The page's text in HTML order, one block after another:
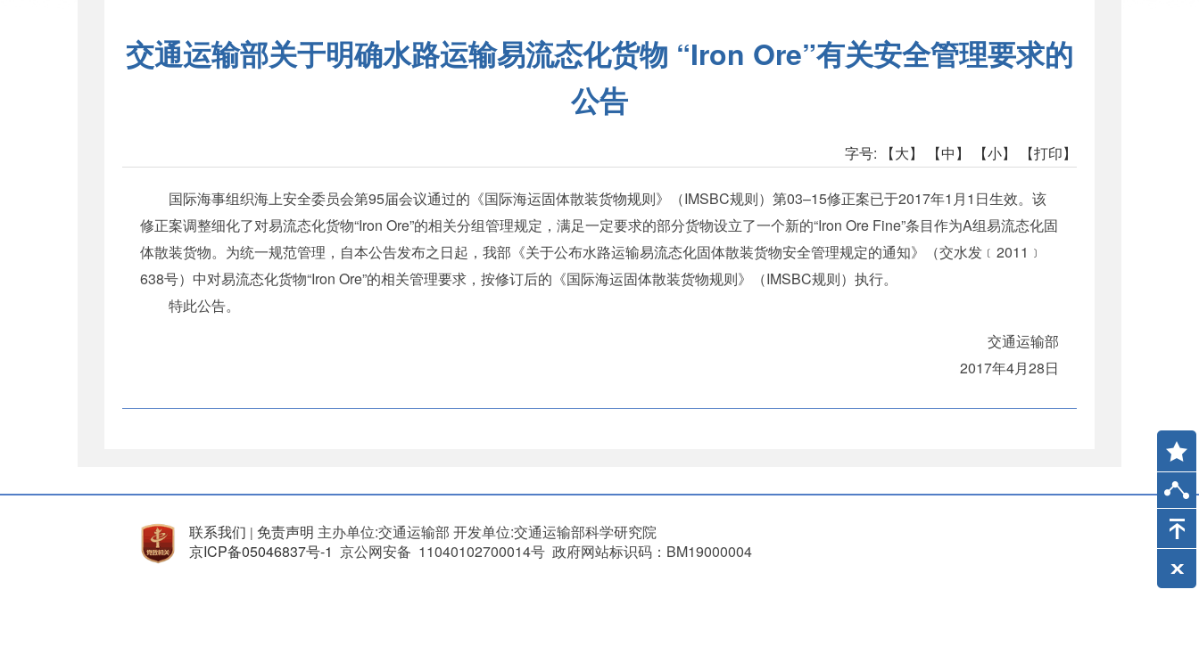
交通运输部关于明确水路运输易流态化货物 “Iron Ore”有关安全管理要求的
公告
字号: 【大】 【中】 【小】 【打印】
国际海事组织海上安全委员会第95届会议通过的《国际海运固体散装货物规则》（IMSBC规则）第03–15修正案已于2017年1月1日生效。该
修正案调整细化了对易流态化货物“Iron Ore”的相关分组管理规定，满足一定要求的部分货物设立了一个新的“Iron Ore Fine”条目作为A组易流态化固
体散装货物。为统一规范管理，自本公告发布之日起，我部《关于公布水路运输易流态化固体散装货物安全管理规定的通知》（交水发﹝2011﹞
638号）中对易流态化货物“Iron Ore”的相关管理要求，按修订后的《国际海运固体散装货物规则》（IMSBC规则）执行。
特此公告。
交通运输部
2017年4月28日
联系我们 | 免责声明 主办单位:交通运输部 开发单位:交通运输部科学研究院
京ICP备05046837号-1 京公网安备 11040102700014号 政府网站标识码：BM19000004